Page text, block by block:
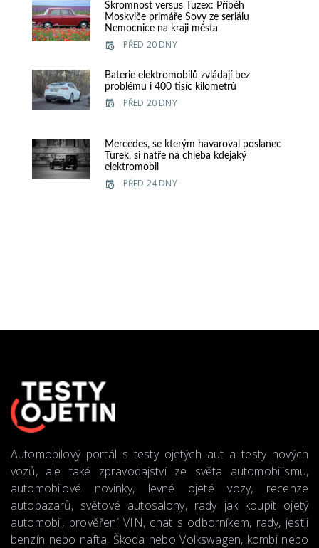
Skromnost versus Tuzex: Příběh
Moskviče primáře Sovy ze seriálu
Nemocnice na kraji města
PŘED 20 DNY
Baterie elektromobilů zvládají bez
problému i 400 tisíc kilometrů
PŘED 20 DNY
Mercedes, se kterým havaroval poslanec
Turek, si natře na chleba kdejaký
elektromobil
PŘED 24 DNY
Automobilový portál s testy ojetých aut a testy nových
vozů, ale také zpravodajství ze světa automobilismu,
automobilové novinky, levné ojeté vozy, recenze
autobazarů, světové autosalony, rady jak koupit ojetý
automobil, prověření VIN, chat s odborníkem, rady, jestli
benzín nebo nafta, Škoda nebo Volkswagen, kombi nebo